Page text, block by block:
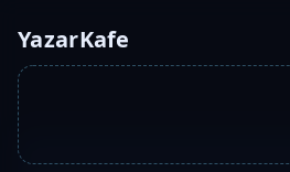
YazarKafe